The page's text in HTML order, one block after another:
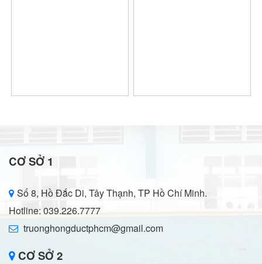
CƠ SỞ 1
Số 8, Hồ Đắc Di, Tây Thạnh, TP Hồ Chí Minh.
Hotline: 039.226.7777
truonghongductphcm@gmail.com
CƠ SỞ 2